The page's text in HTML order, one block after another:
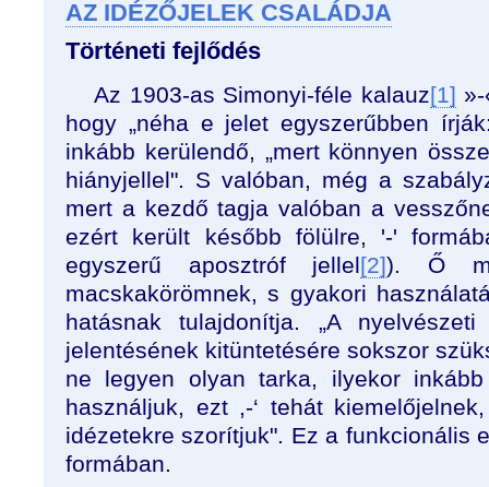
AZ IDÉZŐJELEK CSALÁDJA
Történeti fejlődés
Az 1903-as Simonyi-féle kalauz[1]
hogy „néha e jelet egyszerűbben
inkább kerülendő, „mert könnyen
hiányjellel". S valóban, még a
mert a kezdő tagja valóban a
ezért került később fölülre, '-'
egyszerű aposztróf jellel[2]). Ő
macskakörömnek, s gyakori
hatásnak tulajdonítja. „A
jelentésének kitüntetésére sokszor
ne legyen olyan tarka, ilyekor
használjuk, ezt ,-‘ tehát
idézetekre szorítjuk". Ez a funkcionális
formában.